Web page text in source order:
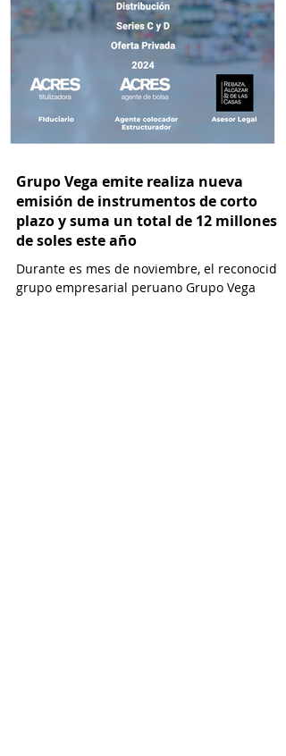
Grupo Vega emite realiza nueva
emisión de instrumentos de corto
plazo y suma un total de 12 millones
de soles este año
Durante es mes de noviembre, el reconocido
grupo empresarial peruano Grupo Vega